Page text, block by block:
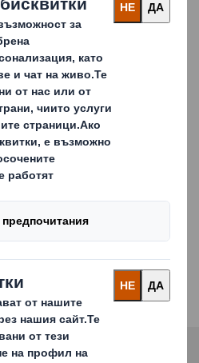
продукта
и промоциите
и лесна навигация за
and next buttons to move
снимката